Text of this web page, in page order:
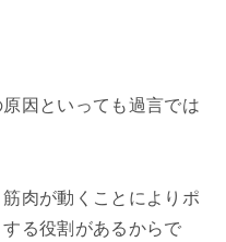
因といっても過言では
肉が動くことによりポ
る役割があるからで